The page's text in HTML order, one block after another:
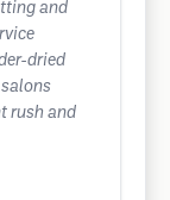
and
dried
rush and